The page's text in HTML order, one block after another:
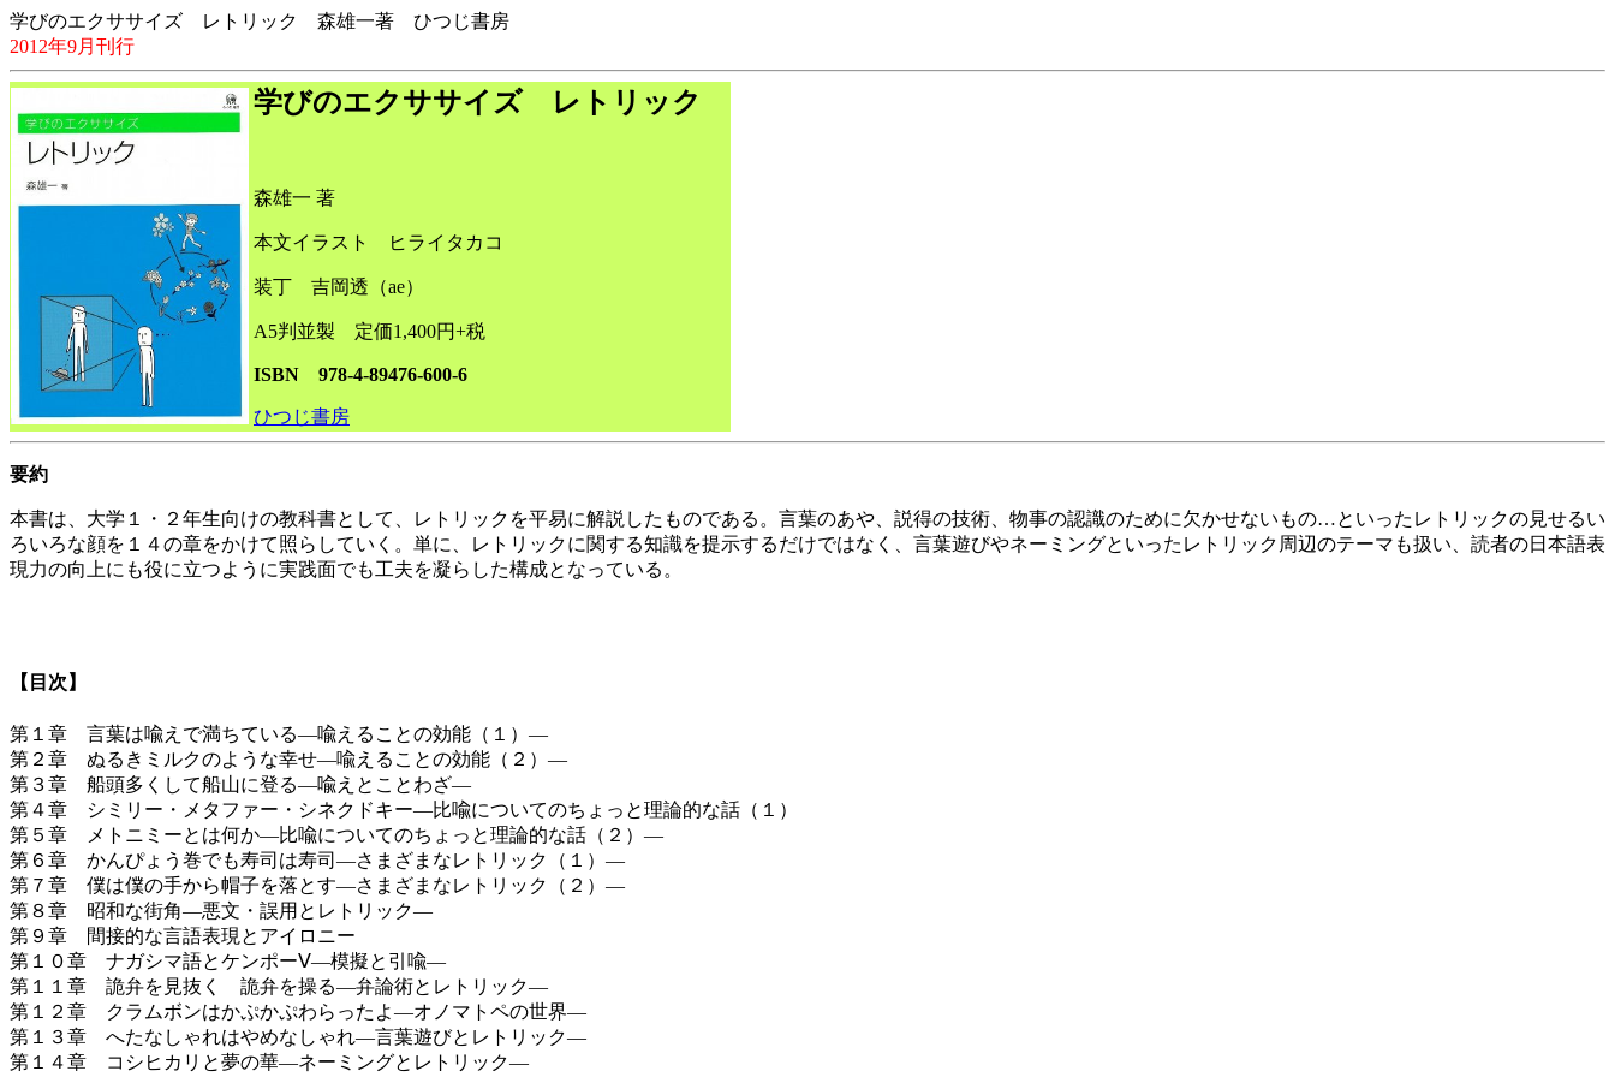
学びのエクササイズ レトリック 森雄一著 ひつじ書房
2012年9月刊行
学びのエクササイズ レトリック
森雄一 著
本文イラスト ヒライタカコ
装丁 吉岡透（ae）
A5判並製 定価1,400円+税
ISBN 978-4-89476-600-6
ひつじ書房
要約
本書は、大学１・２年生向けの教科書として、レトリックを平易に解説したものである。言葉のあや、説得の技術、物事の認識のために欠かせないもの…といったレトリックの見せるい
ろいろな顔を１４の章をかけて照らしていく。単に、レトリックに関する知識を提示するだけではなく、言葉遊びやネーミングといったレトリック周辺のテーマも扱い、読者の日本語表
現力の向上にも役に立つように実践面でも工夫を凝らした構成となっている。
【目次】
第１章 言葉は喩えで満ちている―喩えることの効能（１）―
第２章 ぬるきミルクのような幸せ―喩えることの効能（２）―
第３章 船頭多くして船山に登る―喩えとことわざ―
第４章 シミリー・メタファー・シネクドキー―比喩についてのちょっと理論的な話（１）
第５章 メトニミーとは何か―比喩についてのちょっと理論的な話（２）―
第６章 かんぴょう巻でも寿司は寿司―さまざまなレトリック（１）―
第７章 僕は僕の手から帽子を落とす―さまざまなレトリック（２）―
第８章 昭和な街角―悪文・誤用とレトリック―
第９章 間接的な言語表現とアイロニー
第１０章 ナガシマ語とケンポーⅤ―模擬と引喩―
第１１章 詭弁を見抜く 詭弁を操る―弁論術とレトリック―
第１２章 クラムボンはかぷかぷわらったよ―オノマトペの世界―
第１３章 へたなしゃれはやめなしゃれ―言葉遊びとレトリック―
第１４章 コシヒカリと夢の華―ネーミングとレトリック―